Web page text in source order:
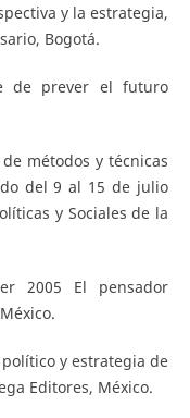
y la estrategia,
Bogotá.
de prever el futuro
métodos y técnicas
del 9 al 15 de julio
y Sociales de la
2005 El pensador
y estrategia de
Editores, México.